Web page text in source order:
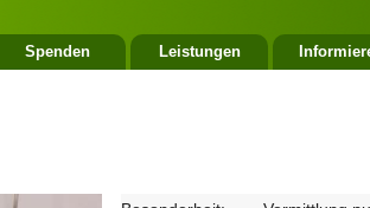
Spenden Leistungen